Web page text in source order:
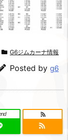
G6ジムカーナ情報
Posted by g6